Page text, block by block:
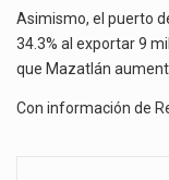
Asimismo, el puerto
34.3% al exportar 9
que Mazatlán
Con información de